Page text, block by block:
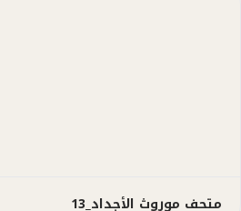
متحف موروث الأجداد_13